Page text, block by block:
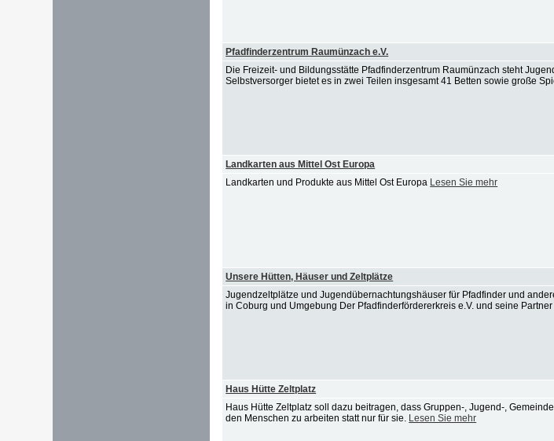
Pfadfinderzentrum Raumünzach e.V.
Die Freizeit- und Bildungsstätte Pfadfinderzentrum Raumünzach steht
Selbstversorger bietet es in zwei Teilen insgesamt 41 Betten sowie große
Landkarten aus Mittel Ost Europa
Landkarten und Produkte aus Mittel Ost Europa Lesen Sie mehr
Unsere Hütten, Häuser und Zeltplätze
Jugendzeltplätze und Jugendübernachtungshäuser für Pfadfinder und
in Coburg und Umgebung Der Pfadfinderfördererkreis e.V. und seine
Haus Hütte Zeltplatz
Haus Hütte Zeltplatz soll dazu beitragen, dass Gruppen-, Jugend-,
den Menschen zu arbeiten statt nur für sie. Lesen Sie mehr